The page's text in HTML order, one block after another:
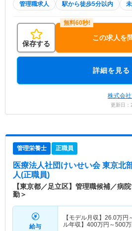
管理職求人 駅から徒歩5分以内
保存する
この求人を
詳細を見る
株式会
更新日
管理栄養士 正職員
医療法人社団けいせい会 東京北
人(正職員)
【東京都／足立区】管理職候補／病
勤＞
給与
【モデル月収】 26.0万円
ル年収】 400万円～500